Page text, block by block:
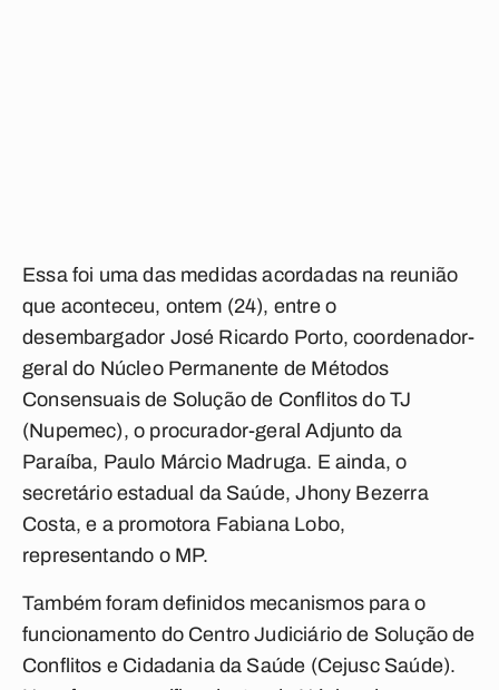
Essa foi uma das medidas acordadas na reunião
que aconteceu, ontem (24), entre o
desembargador José Ricardo Porto, coordenador-
geral do Núcleo Permanente de Métodos
Consensuais de Solução de Conflitos do TJ
(Nupemec), o procurador-geral Adjunto da
Paraíba, Paulo Márcio Madruga. E ainda, o
secretário estadual da Saúde, Jhony Bezerra
Costa, e a promotora Fabiana Lobo,
representando o MP.
Também foram definidos mecanismos para o
funcionamento do Centro Judiciário de Solução de
Conflitos e Cidadania da Saúde (Cejusc Saúde).